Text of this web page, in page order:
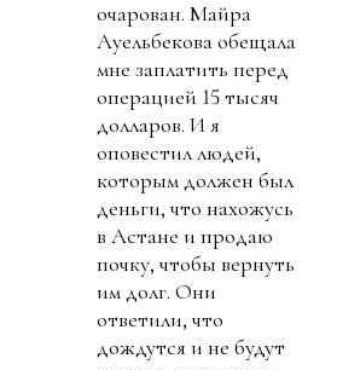
очарован. Майра
Ауельбекова обещала
мне заплатить перед
операцией 15 тысяч
долларов. И я
оповестил людей,
которым должен был
деньги, что нахожусь
в Астане и продаю
почку, чтобы вернуть
им долг. Они
ответили, что
дождутся и не будут